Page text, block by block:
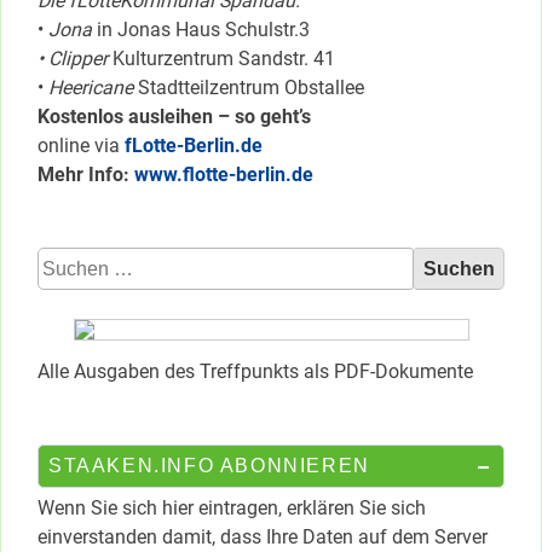
• Jona in Jonas Haus Schulstr.3
• ClipperKulturzentrum Sandstr. 41
• HeericaneStadtteilzentrum Obstallee
Kostenlos ausleihen – so geht’s
online via fLotte-Berlin.de
Mehr Info: www.flotte-berlin.de
Suchen
nach:
Alle Ausgaben des Treffpunkts als PDF-Dokumente
STAAKEN.INFO ABONNIEREN
Wenn Sie sich hier eintragen, erklären Sie sich
einverstanden damit, dass Ihre Daten auf dem Server